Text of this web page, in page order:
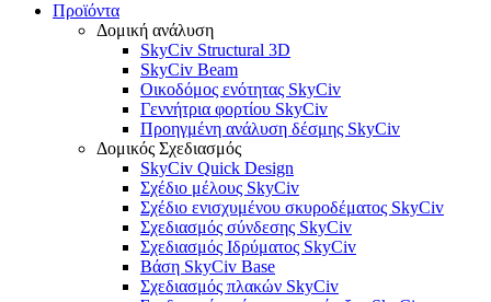
Προϊόντα
Δομική ανάλυση
SkyCiv Structural 3D
SkyCiv Beam
Οικοδόμος ενότητας SkyCiv
Γεννήτρια φορτίου SkyCiv
Προηγμένη ανάλυση δέσμης SkyCiv
Δομικός Σχεδιασμός
SkyCiv Quick Design
Σχέδιο μέλους SkyCiv
Σχέδιο ενισχυμένου σκυροδέματος SkyCiv
Σχεδιασμός σύνδεσης SkyCiv
Σχεδιασμός Ιδρύματος SkyCiv
Βάση SkyCiv Base
Σχεδιασμός πλακών SkyCiv